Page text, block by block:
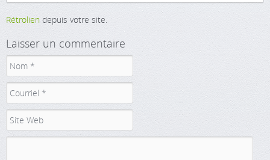
Rétrolien depuis votre site.
Laisser un commentaire